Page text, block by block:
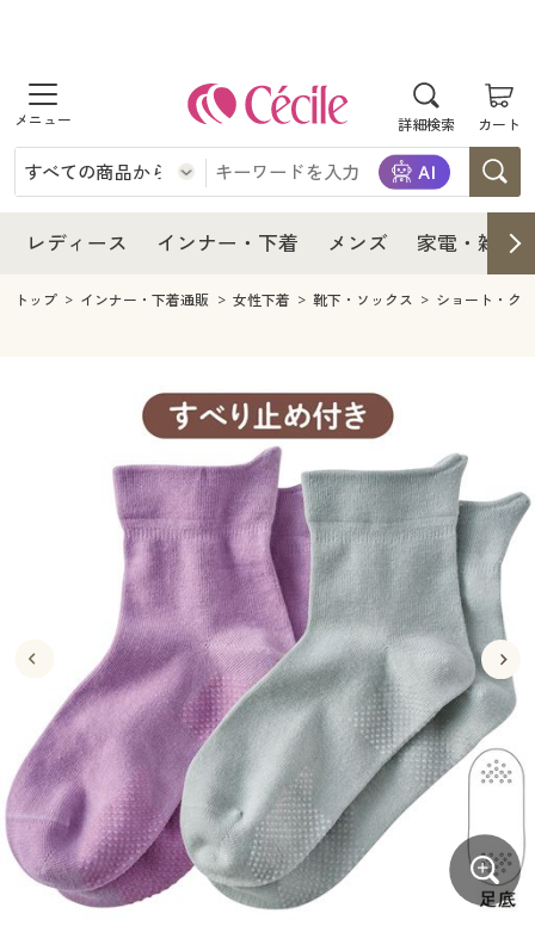
詳細検索 カート
商品を探す
レディース
レディースファッション
インナー・下着
インナー・下着通販すべて
ジュニア・ティーンズ下着
メンズ
メンズファッション
メンズ下着
家電・雑貨すべて
キッチン・雑貨・日用品
寝具・インテリア・家具
寝具・インテリア・家具通販すべて
寝具・ベッド
カーテン・ラグ・ファブリック
美容・健康
美容・健康通販すべて
美容・健康・サプリメント
制服・スクール
制服・スクールすべて
制服・学生服
ジュニア・ティーンズ下着
大きいサイズ
大きいサイズ通販すべて
大きいサイズ レディース服
大きいサイズ レディース下着
大きいサイズ メンズ
バーゲン
バーゲンセール
シークレットセール
詳細検索
商品カテゴリ一覧
カタログ
レディース インナー・下着 メンズ 家電・雑貨
レディース
レディース通販すべて
レディースファッション
インナー・下着
インナー・下着通販すべて
ジュニア・ティーンズ下着
メンズ
キッチン・雑貨・日用品
寝具・インテリア・家具通販すべて
家具・収納
寝具・ベッド
カーテン・ラグ・ファブリック
美容・健康通販すべて
美容・健康・サプリメント
制服・スクール
制服・スクールすべて
制服・学生服
ジュニア・ティーンズ下着
大きいサイズ
大きいサイズ通販すべて
大きいサイズ レディース服
大きいサイズ レディース下着
大きいサイズ メンズ
大きいサイズ 事務・制服
バーゲンセール
シークレットセール
詳細検索
商品カテゴリ一覧
カタログ
カタログ・チラシからのご注文
トップ インナー・下着通販 女性下着 靴下・ソックス ショート・ク